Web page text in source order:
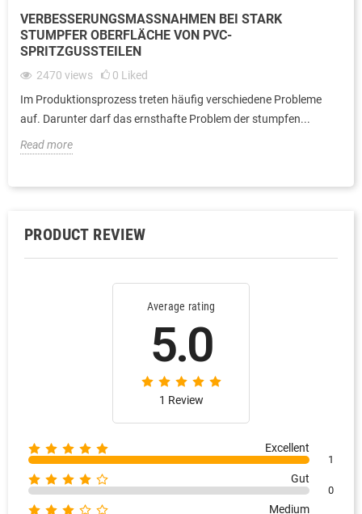
VERBESSERUNGSMASSNAHMEN BEI STARK S
TUMPFER OBERFLÄCHE VON PVC-S
PRITZGUSSTEILEN
2470 views 0 Liked
Im Produktionsprozess treten häufig verschiedene Probleme
auf. Darunter darf das ernsthafte Problem der stumpfen...
Read more
PRODUCT REVIEW
Average rating
5.0
1 Review
Excellent
1
Gut
0
Medium